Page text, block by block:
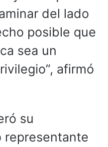
del lado
posible que
sea un
afirmó
su
representante